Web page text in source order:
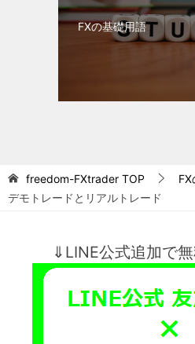
FXの基礎用語
freedom-FXtrader TOP
FX
デモトレードとリアルトレード
⇓LINE公式追加で